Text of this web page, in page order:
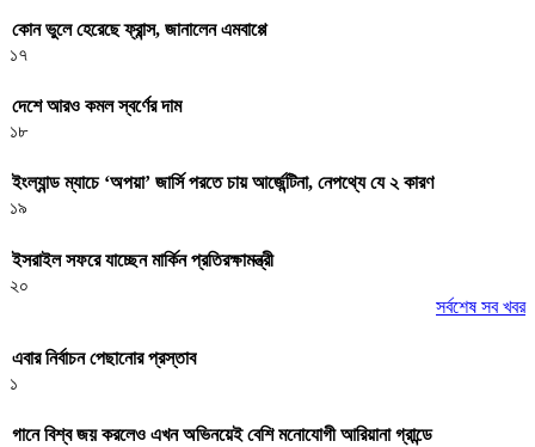
কোন ভুলে হেরেছে ফ্রান্স, জানালেন এমবাপ্পে
১৭
দেশে আরও কমল স্বর্ণের দাম
১৮
ইংল্যান্ড ম্যাচে ‘অপয়া’ জার্সি পরতে চায় আর্জেন্টিনা, নেপথ্যে যে ২ কারণ
১৯
ইসরাইল সফরে যাচ্ছেন মার্কিন প্রতিরক্ষামন্ত্রী
২০
সর্বশেষ সব খবর
এবার নির্বাচন পেছানোর প্রস্তাব
১
গানে বিশ্ব জয় করলেও এখন অভিনয়েই বেশি মনোযোগী আরিয়ানা গ্রান্ডে